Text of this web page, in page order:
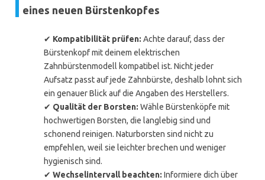
eines neuen Bürstenkopfes
✔ Kompatibilität prüfen: Achte darauf, dass der
Bürstenkopf mit deinem elektrischen
Zahnbürstenmodell kompatibel ist. Nicht jeder
Aufsatz passt auf jede Zahnbürste, deshalb lohnt sich
ein genauer Blick auf die Angaben des Herstellers.
✔ Qualität der Borsten: Wähle Bürstenköpfe mit
hochwertigen Borsten, die langlebig sind und
schonend reinigen. Naturborsten sind nicht zu
empfehlen, weil sie leichter brechen und weniger
hygienisch sind.
✔ Wechselintervall beachten: Informiere dich über